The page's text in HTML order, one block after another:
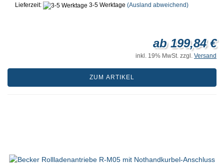
Lieferzeit: 3-5 Werktage (Ausland abweichend)
ab 199,84 €
inkl. 19% MwSt. zzgl. Versand
ZUM ARTIKEL